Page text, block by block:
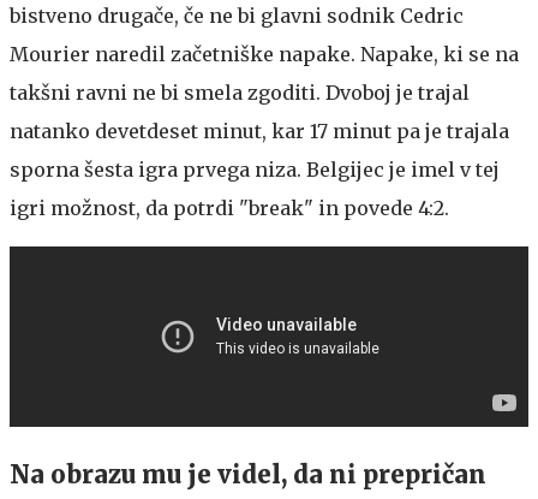
bistveno drugače, če ne bi glavni sodnik Cedric
Mourier naredil začetniške napake. Napake, ki se na
takšni ravni ne bi smela zgoditi. Dvoboj je trajal
natanko devetdeset minut, kar 17 minut pa je trajala
sporna šesta igra prvega niza. Belgijec je imel v tej
igri možnost, da potrdi "break" in povede 4:2.
Na obrazu mu je videl, da ni prepričan